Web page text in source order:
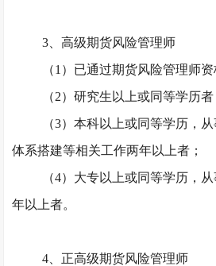
3、高级期货风险管理师
（1）已通过期货风险管理师资
（2）研究生以上或同等学历者
（3）本科以上或同等学历，
体系搭建等相关工作两年以上者；
（4）大专以上或同等学历，
年以上者。
4、正高级期货风险管理师